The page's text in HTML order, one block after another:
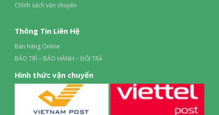
Chính sách vận chuyển
Thông Tin Liên Hệ
Bán hàng Online
BẢO TRÌ – BẢO HÀNH – ĐỔI TRẢ
Hình thức vận chuyển